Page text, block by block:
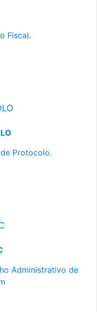
Fiscal.
Protocolo.
Administrativo de